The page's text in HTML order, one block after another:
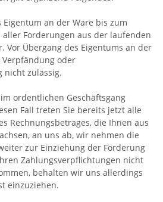
an der Ware bis zum
Forderungen aus der laufenden
Vor Übergang des Eigentums an der
oder
nicht zulässig.
ordentlichen Geschäftsgang
Fall treten Sie bereits jetzt alle
Rechnungsbetrages, die Ihnen aus
an uns ab, wir nehmen die
zur Einziehung der Forderung
Zahlungsverpflichtungen nicht
behalten wir uns allerdings
einzuziehen.